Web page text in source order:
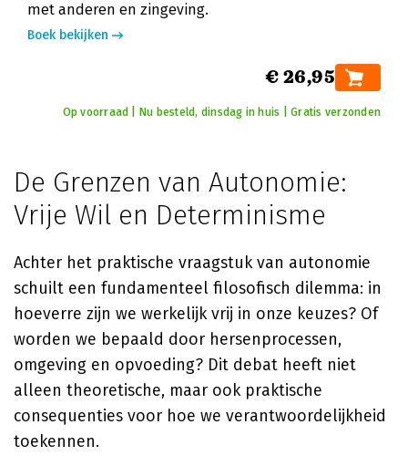
met anderen en zingeving.
Boek bekijken
€ 26,95
Op voorraad | Nu besteld, dinsdag in huis | Gratis verzonden
De Grenzen van Autonomie:
Vrije Wil en Determinisme
Achter het praktische vraagstuk van autonomie
schuilt een fundamenteel filosofisch dilemma: in
hoeverre zijn we werkelijk vrij in onze keuzes? Of
worden we bepaald door hersenprocessen,
omgeving en opvoeding? Dit debat heeft niet
alleen theoretische, maar ook praktische
consequenties voor hoe we verantwoordelijkheid
toekennen.